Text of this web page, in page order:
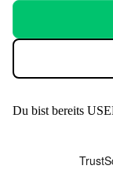
Du bist bereits